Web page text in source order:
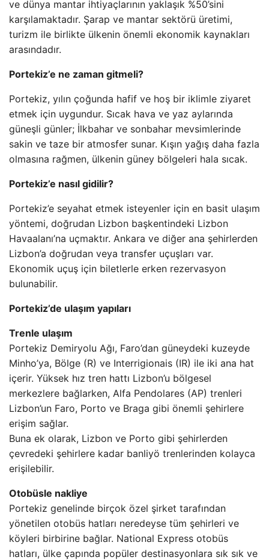
ve dünya mantar ihtiyaçlarının yaklaşık %50’sini
karşılamaktadır. Şarap ve mantar sektörü üretimi,
turizm ile birlikte ülkenin önemli ekonomik kaynakları
arasındadır.
Portekiz’e ne zaman gitmeli?
Portekiz, yılın çoğunda hafif ve hoş bir iklimle ziyaret
etmek için uygundur. Sıcak hava ve yaz aylarında
güneşli günler; İlkbahar ve sonbahar mevsimlerinde
sakin ve taze bir atmosfer sunar. Kışın yağış daha fazla
olmasına rağmen, ülkenin güney bölgeleri hala sıcak.
Portekiz’e nasıl gidilir?
Portekiz’e seyahat etmek isteyenler için en basit ulaşım
yöntemi, doğrudan Lizbon başkentindeki Lizbon
Havaalanı’na uçmaktır. Ankara ve diğer ana şehirlerden
Lizbon’a doğrudan veya transfer uçuşları var.
Ekonomik uçuş için biletlerle erken rezervasyon
bulunabilir.
Portekiz’de ulaşım yapıları
Trenle ulaşım
Portekiz Demiryolu Ağı, Faro’dan güneydeki kuzeyde
Minho’ya, Bölge (R) ve Interrigionais (IR) ile iki ana hat
içerir. Yüksek hız tren hattı Lizbon’u bölgesel
merkezlere bağlarken, Alfa Pendolares (AP) trenleri
Lizbon’un Faro, Porto ve Braga gibi önemli şehirlere
erişim sağlar.
Buna ek olarak, Lizbon ve Porto gibi şehirlerden
çevredeki şehirlere kadar banliyö trenlerinden kolayca
erişilebilir.
Otobüsle nakliye
Portekiz genelinde birçok özel şirket tarafından
yönetilen otobüs hatları neredeyse tüm şehirleri ve
köyleri birbirine bağlar. National Express otobüs
hatları, ülke çapında popüler destinasyonlara sık sık ve